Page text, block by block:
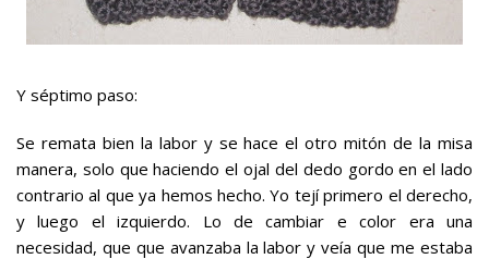
Y séptimo paso:
Se remata bien la labor y se hace el otro mitón de la misa
manera, solo que haciendo el ojal del dedo gordo en el lado
contrario al que ya hemos hecho. Yo tejí primero el derecho,
y luego el izquierdo. Lo de cambiar e color era una
necesidad, que que avanzaba la labor y veía que me estaba